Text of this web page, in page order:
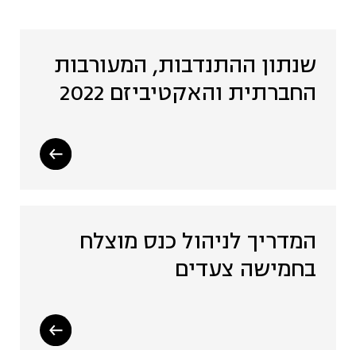
שהיו (4)
רכש מקומי והתאגדויות רכש
שיתוף ציבור (2)
שנתון ההתנדבות, המעורבות
החברתית והאקטיביזם 2022
המדריך לניהול כנס מוצלח
בחמישה צעדים